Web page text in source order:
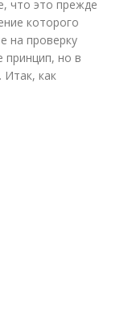
что это прежде
которого
на проверку
принцип, но в
Итак, как